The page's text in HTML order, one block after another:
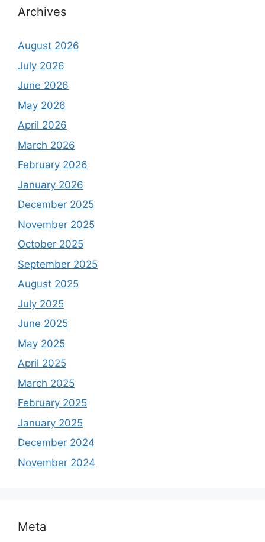
Archives
August 2026
July 2026
June 2026
May 2026
April 2026
March 2026
February 2026
January 2026
December 2025
November 2025
October 2025
September 2025
August 2025
July 2025
June 2025
May 2025
April 2025
March 2025
February 2025
January 2025
December 2024
November 2024
Meta